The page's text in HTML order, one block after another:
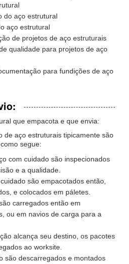
do aço estrutural
aço estrutural
de projetos de aço estruturais
qualidade para projetos de aço
para fundições de aço
que empacota e que envia:
de aço estruturais tipicamente são
segue:
com cuidado são inspecionados
e a qualidade.
são empacotados então,
e colocados em páletes.
carregados então em
ou em navios de carga para a
alcança seu destino, os pacotes
ao worksite.
são descarregados e montados